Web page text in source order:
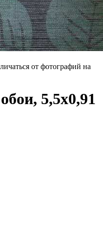
от фотографий на
5,5х0,91